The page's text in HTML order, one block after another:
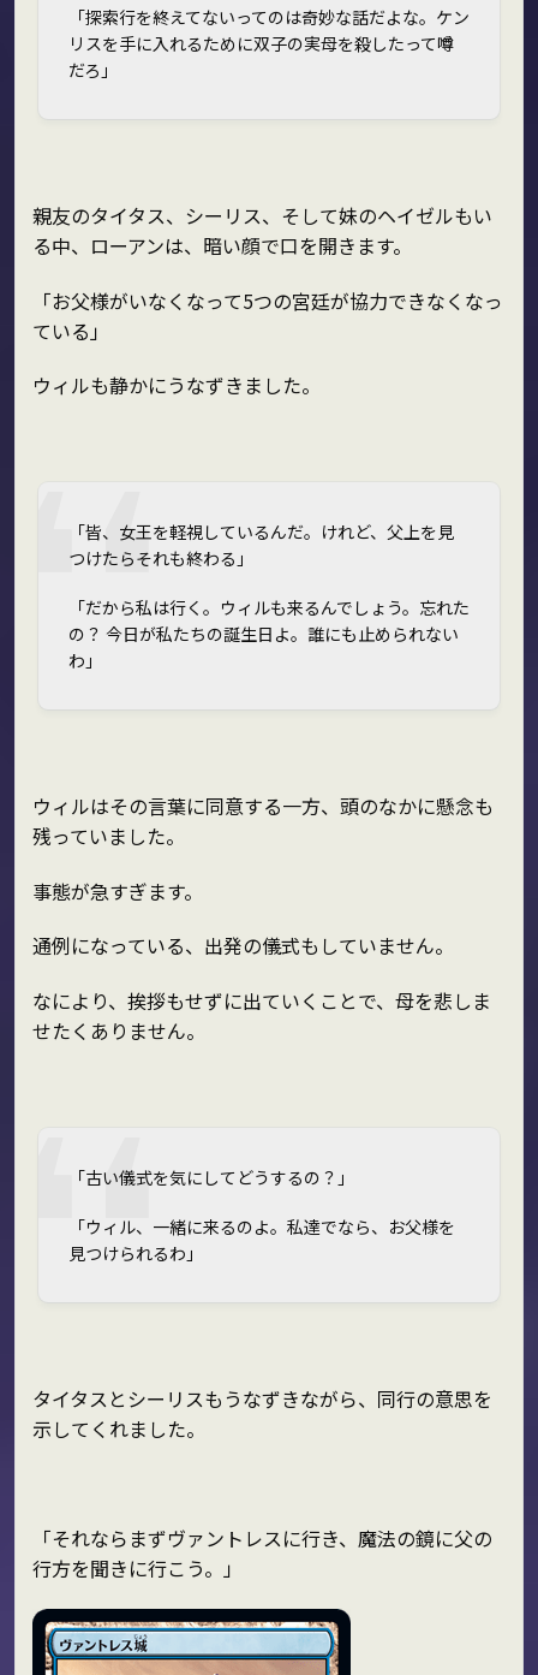
「探索行を終えてないってのは奇妙な話だよな。ケン
リスを手に入れるために双子の実母を殺したって噂
だろ」
親友のタイタス、シーリス、そして妹のヘイゼルもい
る中、ローアンは、暗い顔で口を開きます。
「お父様がいなくなって5つの宮廷が協力できなくなっ
ている」
ウィルも静かにうなずきました。
「皆、女王を軽視しているんだ。けれど、父上を見
つけたらそれも終わる」
「だから私は行く。ウィルも来るんでしょう。忘れた
の？ 今日が私たちの誕生日よ。誰にも止められない
わ」
ウィルはその言葉に同意する一方、頭のなかに懸念も
残っていました。
事態が急すぎます。
通例になっている、出発の儀式もしていません。
なにより、挨拶もせずに出ていくことで、母を悲しま
せたくありません。
「古い儀式を気にしてどうするの？」
「ウィル、一緒に来るのよ。私達でなら、お父様を
見つけられるわ」
タイタスとシーリスもうなずきながら、同行の意思を
示してくれました。
「それならまずヴァントレスに行き、魔法の鏡に父の
行方を聞きに行こう。」